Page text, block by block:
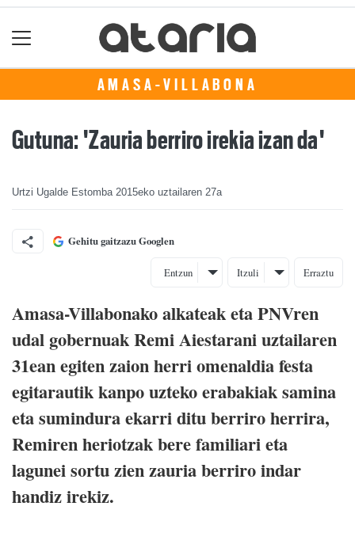
AMASA-VILLABONA
Gutuna: 'Zauria berriro irekia izan da'
Urtzi Ugalde Estomba 2015eko uztailaren 27a
Gehitu gaitzazu Googlen
Entzun Itzuli Erraztu
Amasa-Villabonako alkateak eta PNVren
udal gobernuak Remi Aiestarani uztailaren
31ean egiten zaion herri omenaldia festa
egitarautik kanpo uzteko erabakiak samina
eta sumindura ekarri ditu berriro herrira,
Remiren heriotzak bere familiari eta
lagunei sortu zien zauria berriro indar
handiz irekiz.